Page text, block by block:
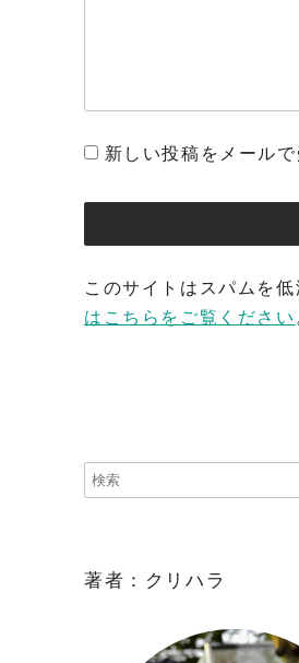
新しい投稿をメール
このサイトはスパムを
はこちらをご覧ください
著者：クリハラ